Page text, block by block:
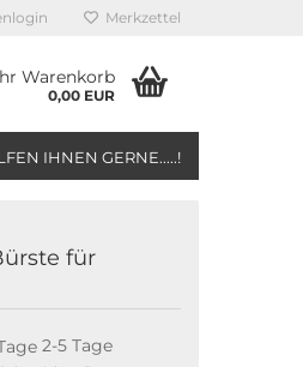
Merkzettel
Warenkorb
0,00 EUR
IHNEN GERNE.....!
für
2-5 Tage